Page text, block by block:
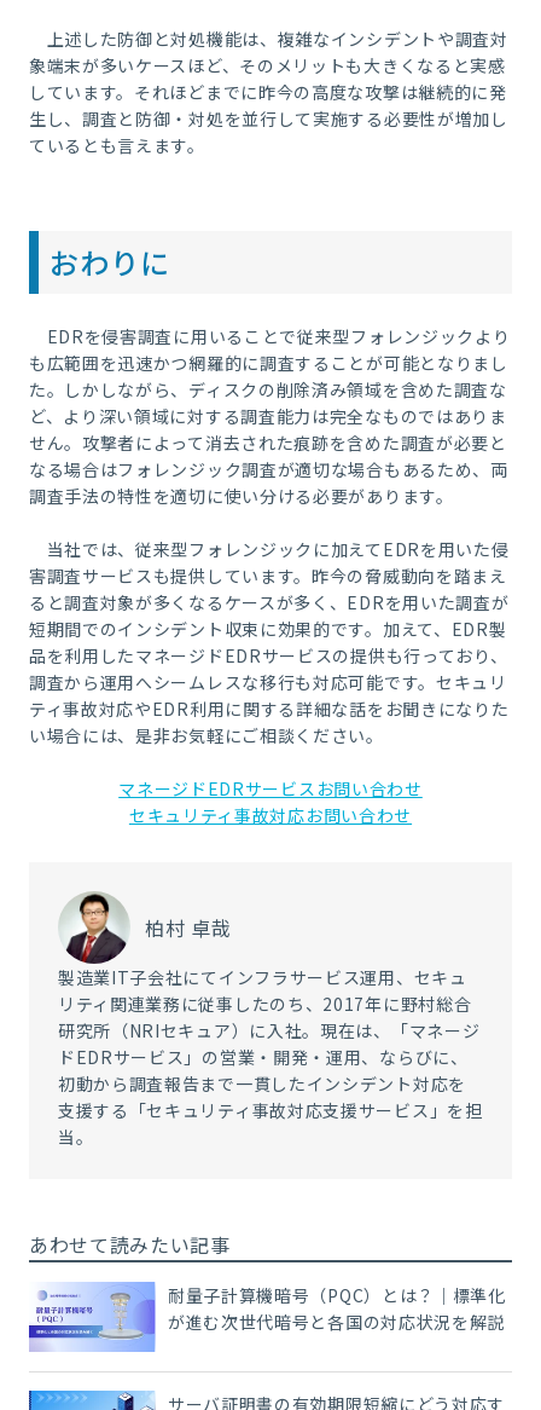
上述した防御と対処機能は、複雑なインシデントや調査対
象端末が多いケースほど、そのメリットも大きくなると実感
しています。それほどまでに昨今の高度な攻撃は継続的に発
生し、調査と防御・対処を並行して実施する必要性が増加し
ているとも言えます。
おわりに
EDRを侵害調査に用いることで従来型フォレンジックより
も広範囲を迅速かつ網羅的に調査することが可能となりまし
た。しかしながら、ディスクの削除済み領域を含めた調査な
ど、より深い領域に対する調査能力は完全なものではありま
せん。攻撃者によって消去された痕跡を含めた調査が必要と
なる場合はフォレンジック調査が適切な場合もあるため、両
調査手法の特性を適切に使い分ける必要があります。
当社では、従来型フォレンジックに加えて EDRを用いた侵
害調査サービスも提供しています。昨今の脅威動向を踏まえ
ると調査対象が多くなるケースが多く、 EDRを用いた調査が
短期間でのインシデント収束に効果的です。加えて、 EDR製
品を利用したマネージド EDRサービスの提供も行っており、
調査から運用へシームレスな移行も対応可能です。セキュリ
ティ事故対応やEDR利用に関する詳細な話をお聞きになりた
い場合には、是非お気軽にご相談ください。
マネージドEDRサービスお問い合わせ
セキュリティ事故対応お問い合わせ
柏村 卓哉
製造業IT子会社にてインフラサービス運用、セキュ
リティ関連業務に従事したのち、2017年に野村総合
研究所（NRIセキュア）に入社。現在は、「マネージ
ドEDRサービス」の営業・開発・運用、ならびに、
初動から調査報告まで一貫したインシデント対応を
支援する「セキュリティ事故対応支援サービス」を担
当。
あわせて読みたい記事
耐量子計算機暗号（PQC）とは？｜標準化
が進む次世代暗号と各国の対応状況を解説
サーバ証明書の有効期限短縮にどう対応す